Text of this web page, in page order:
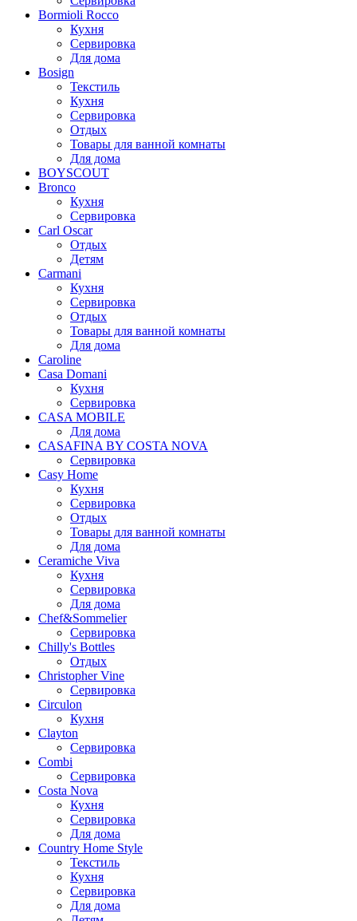
Bormioli Rocco
Кухня
Сервировка
Для дома
Bosign
Текстиль
Кухня
Сервировка
Отдых
Товары для ванной комнаты
Для дома
BOYSCOUT
Bronco
Кухня
Сервировка
Carl Oscar
Отдых
Детям
Carmani
Кухня
Сервировка
Отдых
Товары для ванной комнаты
Для дома
Caroline
Casa Domani
Кухня
Сервировка
CASA MOBILE
Для дома
CASAFINA BY COSTA NOVA
Сервировка
Casy Home
Кухня
Сервировка
Отдых
Товары для ванной комнаты
Для дома
Ceramiche Viva
Кухня
Сервировка
Для дома
Chef&Sommelier
Сервировка
Chilly's Bottles
Отдых
Christopher Vine
Сервировка
Circulon
Кухня
Clayton
Сервировка
Combi
Сервировка
Costa Nova
Кухня
Сервировка
Для дома
Country Home Style
Текстиль
Кухня
Сервировка
Для дома